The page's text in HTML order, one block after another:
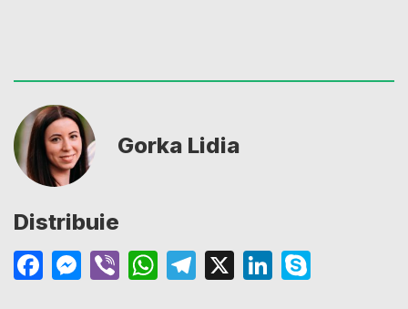
Gorka Lidia
Distribuie
Facebook
Messenger
ViberWhatsApp
Telegram
X LinkedIn